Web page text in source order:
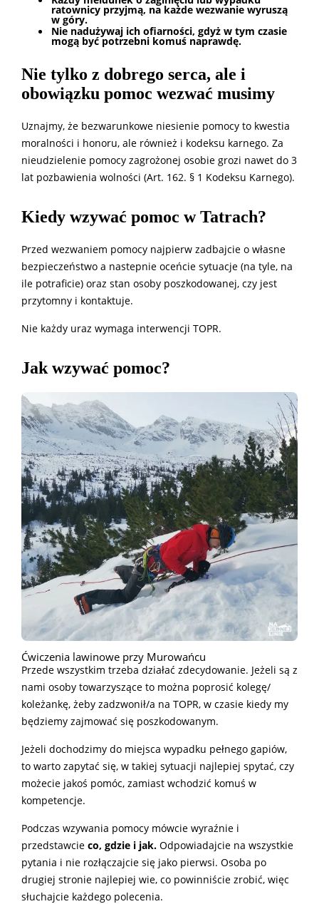
ratownicy przyjmą, na każde wezwanie wyruszą
w góry.
Nie nadużywaj ich ofiarności, gdyż w tym czasie
mogą być potrzebni komuś naprawdę.
Nie tylko z dobrego serca, ale i
obowiązku pomoc wezwać musimy
Uznajmy, że bezwarunkowe niesienie pomocy to kwestia
moralności i honoru, ale również i kodeksu karnego. Za
nieudzielenie pomocy zagrożonej osobie grozi nawet do 3
lat pozbawienia wolności (Art. 162. § 1 Kodeksu Karnego).
Kiedy wzywać pomoc w Tatrach?
Przed wezwaniem pomocy najpierw zadbajcie o własne
bezpieczeństwo a nastepnie oceńcie sytuacje (na tyle, na
ile potraficie) oraz stan osoby poszkodowanej, czy jest
przytomny i kontaktuje.
Nie każdy uraz wymaga interwencji TOPR.
Jak wzywać pomoc?
Ćwiczenia lawinowe przy Murowańcu
Przede wszystkim trzeba działać zdecydowanie. Jeżeli są z
nami osoby towarzyszące to można poprosić kolegę/
koleżankę, żeby zadzwonił/a na TOPR, w czasie kiedy my
będziemy zajmować się poszkodowanym.
Jeżeli dochodzimy do miejsca wypadku pełnego gapiów,
to warto zapytać się, w takiej sytuacji najlepiej spytać, czy
możecie jakoś pomóc, zamiast wchodzić komuś w
kompetencje.
Podczas wzywania pomocy mówcie wyraźnie i
przedstawcie co, gdzie i jak. Odpowiadajcie na wszystkie
pytania i nie rozłączajcie się jako pierwsi. Osoba po
drugiej stronie najlepiej wie, co powinniście zrobić, więc
słuchajcie każdego polecenia.